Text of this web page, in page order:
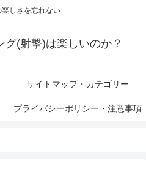
しさを忘れない
(射撃)は楽しいのか？
サイトマップ・カテゴリー
プライバシーポリシー・注意事項